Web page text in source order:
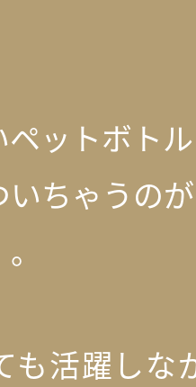
ットボト
ちゃうの
も活躍しな